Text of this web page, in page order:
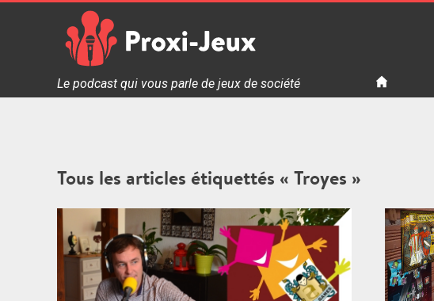
Proxi Jeux - Le podcast qui vous parle de jeux de société
Le podcast qui vous parle de jeux de société
Tous les articles étiquettés « Troyes »